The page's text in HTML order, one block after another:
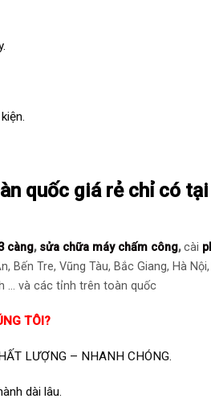
quốc giá rẻ chỉ có
càng, sửa chữa máy chấm công,cài
Bến Tre, Vũng Tàu, Bắc Giang, Hà
… và các tỉnh trên toàn quốc
TÔI?
LƯỢNG – NHANH CHÓNG.
dài lâu.